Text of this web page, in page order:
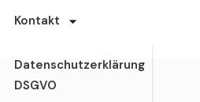
Kontakt
Datenschutzerklärung
DSGVO